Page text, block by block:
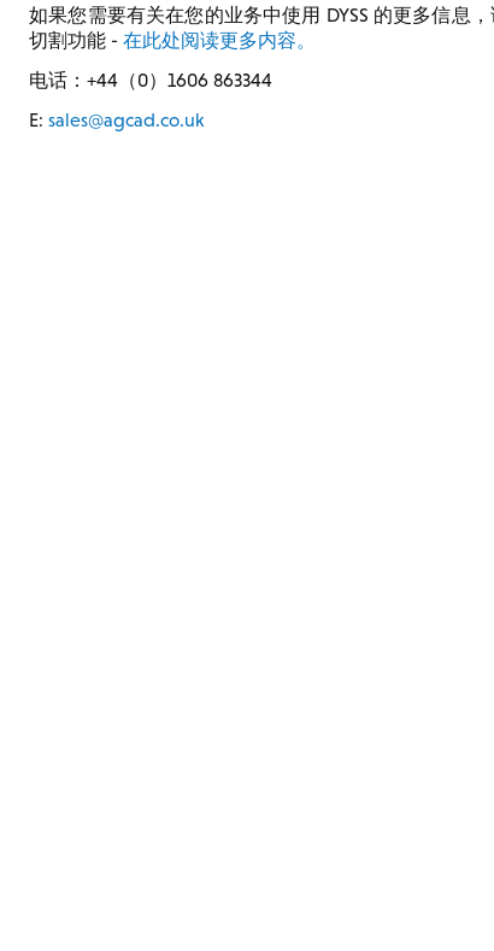
如果您需要有关在您的业务中使用 DYSS 的更多信息
切割功能 - 在此处阅读更多内容。
电话：+44（0）1606 863344
E: sales@agcad.co.uk